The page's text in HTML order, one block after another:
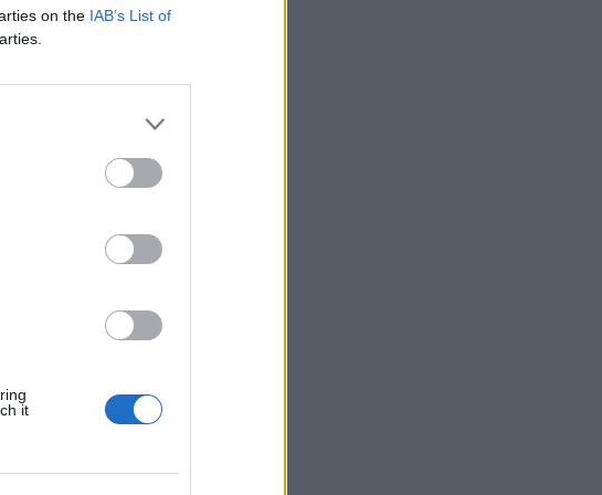
on the IAB’s List of
it
CISO